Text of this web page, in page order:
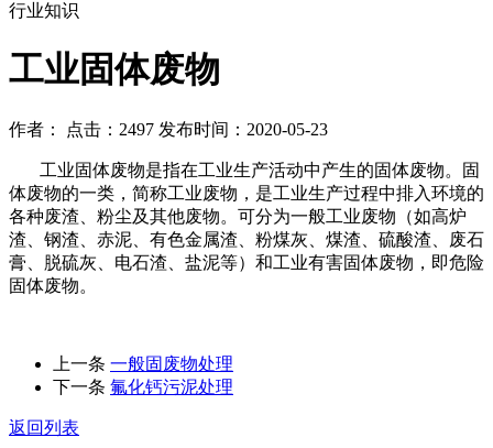
行业知识
工业固体废物
作者： 点击：2497 发布时间：2020-05-23
工业固体废物是指在工业生产活动中产生的固体废物。固
体废物的一类，简称工业废物，是工业生产过程中排入环境的
各种废渣、粉尘及其他废物。可分为一般工业废物（如高炉
渣、钢渣、赤泥、有色金属渣、粉煤灰、煤渣、硫酸渣、废石
膏、脱硫灰、电石渣、盐泥等）和工业有害固体废物，即危险
固体废物。
上一条 一般固废物处理
下一条 氟化钙污泥处理
返回列表